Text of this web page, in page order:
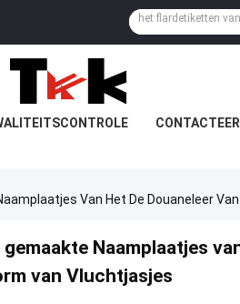
Van Het De Douaneleer
Naamplaatjes
van Vluchtjasjes